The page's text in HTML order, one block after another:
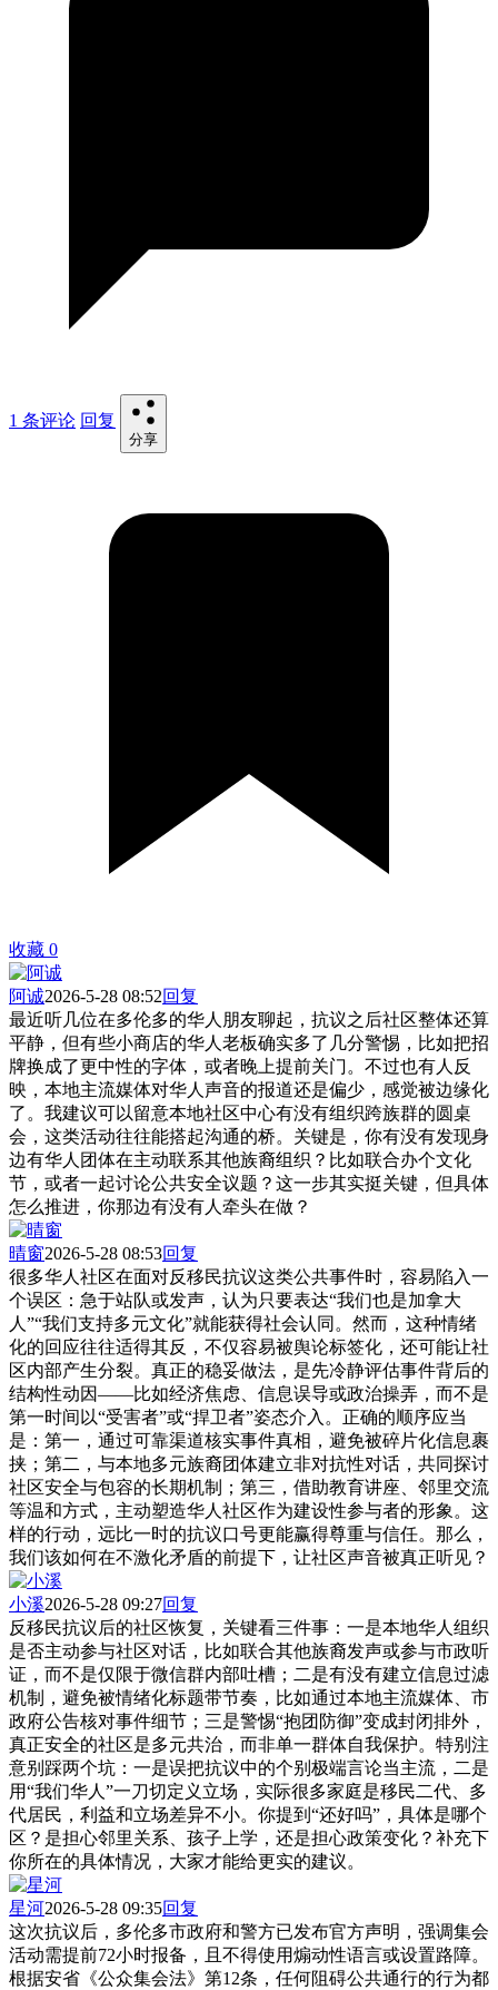
1 条评论 回复
分享
收藏 0
阿诚2026-5-28 08:52回复
最近听几位在多伦多的华人朋友聊起，抗议之后社区整体还算
平静，但有些小商店的华人老板确实多了几分警惕，比如把招
牌换成了更中性的字体，或者晚上提前关门。不过也有人反
映，本地主流媒体对华人声音的报道还是偏少，感觉被边缘化
了。我建议可以留意本地社区中心有没有组织跨族群的圆桌
会，这类活动往往能搭起沟通的桥。关键是，你有没有发现身
边有华人团体在主动联系其他族裔组织？比如联合办个文化
节，或者一起讨论公共安全议题？这一步其实挺关键，但具体
怎么推进，你那边有没有人牵头在做？
晴窗2026-5-28 08:53回复
很多华人社区在面对反移民抗议这类公共事件时，容易陷入一
个误区：急于站队或发声，认为只要表达“我们也是加拿大
人”“我们支持多元文化”就能获得社会认同。然而，这种情绪
化的回应往往适得其反，不仅容易被舆论标签化，还可能让社
区内部产生分裂。真正的稳妥做法，是先冷静评估事件背后的
结构性动因——比如经济焦虑、信息误导或政治操弄，而不是
第一时间以“受害者”或“捍卫者”姿态介入。正确的顺序应当
是：第一，通过可靠渠道核实事件真相，避免被碎片化信息裹
挟；第二，与本地多元族裔团体建立非对抗性对话，共同探讨
社区安全与包容的长期机制；第三，借助教育讲座、邻里交流
等温和方式，主动塑造华人社区作为建设性参与者的形象。这
样的行动，远比一时的抗议口号更能赢得尊重与信任。那么，
我们该如何在不激化矛盾的前提下，让社区声音被真正听见？
小溪2026-5-28 09:27回复
反移民抗议后的社区恢复，关键看三件事：一是本地华人组织
是否主动参与社区对话，比如联合其他族裔发声或参与市政听
证，而不是仅限于微信群内部吐槽；二是有没有建立信息过滤
机制，避免被情绪化标题带节奏，比如通过本地主流媒体、市
政府公告核对事件细节；三是警惕“抱团防御”变成封闭排外，
真正安全的社区是多元共治，而非单一群体自我保护。特别注
意别踩两个坑：一是误把抗议中的个别极端言论当主流，二是
用“我们华人”一刀切定义立场，实际很多家庭是移民二代、多
代居民，利益和立场差异不小。你提到“还好吗”，具体是哪个
区？是担心邻里关系、孩子上学，还是担心政策变化？补充下
你所在的具体情况，大家才能给更实的建议。
星河2026-5-28 09:35回复
这次抗议后，多伦多市政府和警方已发布官方声明，强调集会
活动需提前72小时报备，且不得使用煽动性语言或设置路障。
根据安省《公众集会法》第12条，任何阻碍公共通行的行为都